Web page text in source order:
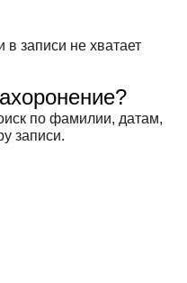
записи не хватает
по фамилии, датам,
записи.